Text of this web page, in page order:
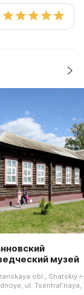
музей
obl., Shatskiy
ul. Tsentralʹnaya,